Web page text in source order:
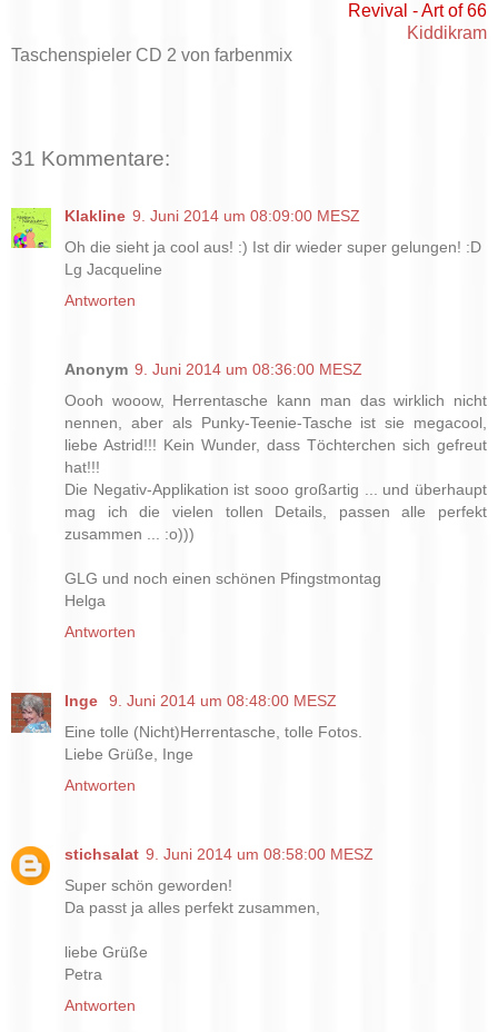
Revival - Art of 66
Kiddikram
Taschenspieler CD 2 von farbenmix
31 Kommentare:
Klakline 9. Juni 2014 um 08:09:00 MESZ
Oh die sieht ja cool aus! :) Ist dir wieder super gelungen! :D
Lg Jacqueline
Antworten
Anonym 9. Juni 2014 um 08:36:00 MESZ
Oooh wooow, Herrentasche kann man das wirklich nicht
nennen, aber als Punky-Teenie-Tasche ist sie megacool,
liebe Astrid!!! Kein Wunder, dass Töchterchen sich gefreut
hat!!!
Die Negativ-Applikation ist sooo großartig ... und überhaupt
mag ich die vielen tollen Details, passen alle perfekt
zusammen ... :o)))
GLG und noch einen schönen Pfingstmontag
Helga
Antworten
Inge
9. Juni 2014 um 08:48:00 MESZ
Eine tolle (Nicht)Herrentasche, tolle Fotos.
Liebe Grüße, Inge
Antworten
stichsalat 9. Juni 2014 um 08:58:00 MESZ
Super schön geworden!
Da passt ja alles perfekt zusammen,
liebe Grüße
Petra
Antworten